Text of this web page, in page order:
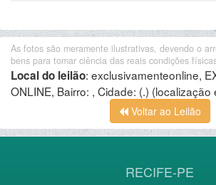
As fotos são meramente ilustrativas, devendo o
bens para tomar ciência das reais condições
Local do leilão: exclusivamenteonline,
ONLINE, Bairro: , Cidade: (.) (localização
Voltar ao Leilão
RECIFE-PE